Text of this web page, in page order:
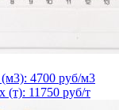
4700 руб/м3
(т): 11750 руб/т